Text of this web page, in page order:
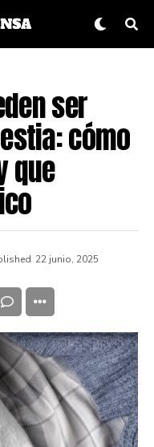
ser
cómo
que
22 junio, 2025